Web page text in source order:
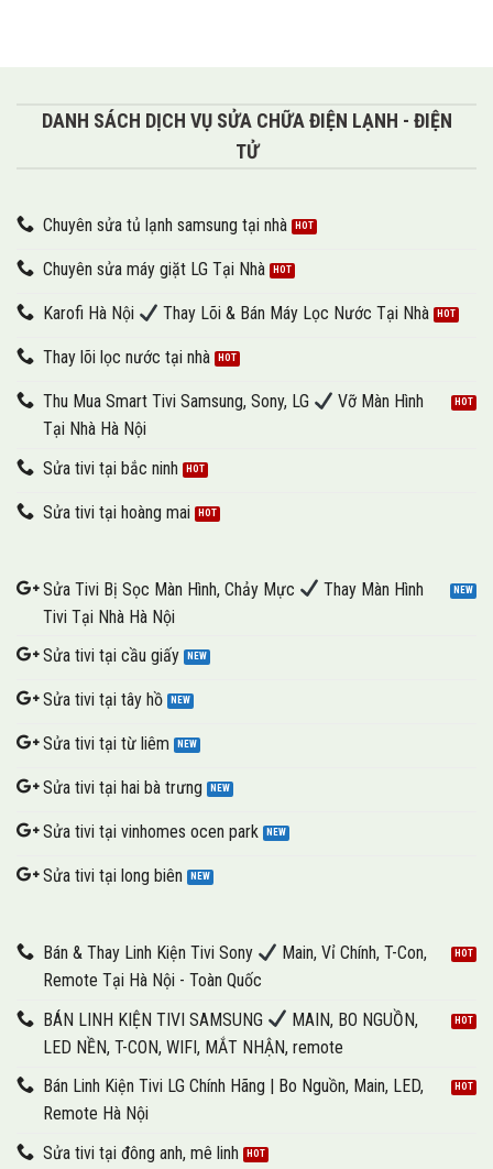
DANH SÁCH DỊCH VỤ SỬA CHỮA ĐIỆN LẠNH - ĐIỆN
TỬ
Chuyên sửa tủ lạnh samsung tại nhà
Chuyên sửa máy giặt LG Tại Nhà
Karofi Hà Nội Thay Lõi & Bán Máy Lọc Nước Tại Nhà
Thay lõi lọc nước tại nhà
Thu Mua Smart Tivi Samsung, Sony, LG
Vỡ Màn Hình
Tại Nhà Hà Nội
Sửa tivi tại bắc ninh
Sửa tivi tại hoàng mai
Sửa Tivi Bị Sọc Màn Hình, Chảy Mực
Thay Màn Hình
Tivi Tại Nhà Hà Nội
Sửa tivi tại cầu giấy
Sửa tivi tại tây hồ
Sửa tivi tại từ liêm
Sửa tivi tại hai bà trưng
Sửa tivi tại vinhomes ocen park
Sửa tivi tại long biên
Bán & Thay Linh Kiện Tivi Sony
Main, Vỉ Chính, T-Con,
Remote Tại Hà Nội - Toàn Quốc
BÁN LINH KIỆN TIVI SAMSUNG
MAIN, BO NGUỒN,
LED NỀN, T-CON, WIFI, MẮT NHẬN, remote
Bán Linh Kiện Tivi LG Chính Hãng | Bo Nguồn, Main, LED,
Remote Hà Nội
Sửa tivi tại đông anh, mê linh